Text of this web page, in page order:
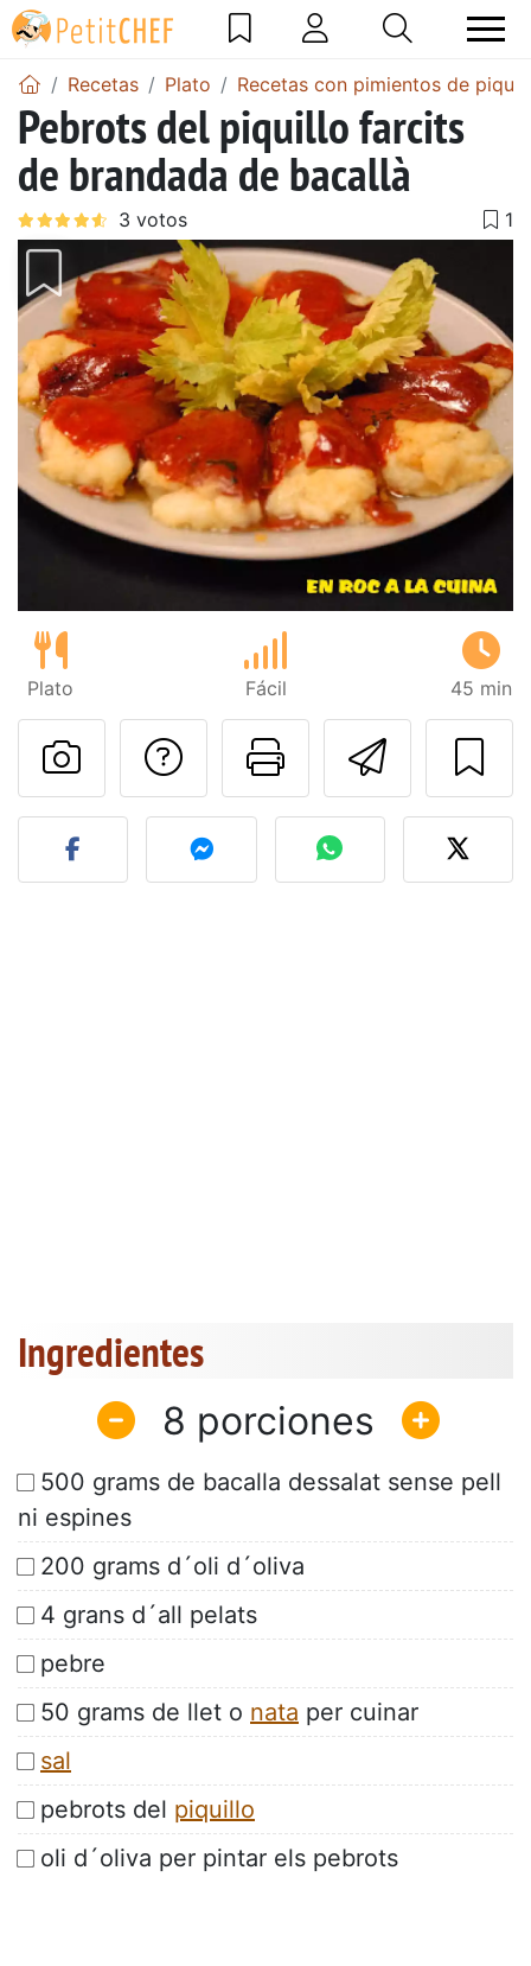
Recetas Plato Recetas con pimientos de
Pebrots del piquillo farcits
de brandada de bacallà
Plato Fácil 45 min
Imprimir
Preguntar al autor
Publicar la foto de esta
Ingredientes
8
500 grams de bacalla dessalat sense pell
ni espines
200 grams d´oli d´oliva
4 grans d´all pelats
pebre
50 grams de llet o nata per cuinar
sal
pebrots del piquillo
oli d´oliva per pintar els pebrots